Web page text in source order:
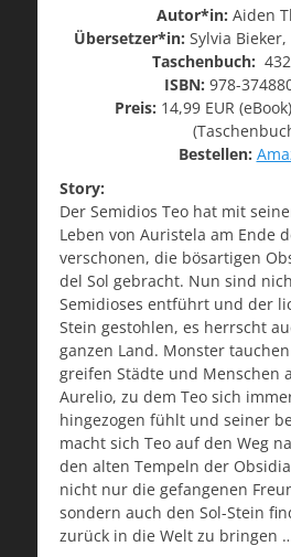
Autor*in: Aiden
Übersetzer*in: Sylvia
Taschenbuch:
ISBN: 978-
Preis: 14,99 EUR
Bestellen:
Story:
Der Semidios Teo hat mit
Leben von Auristela am Ende
verschonen, die bösartigen
del Sol gebracht. Nun sind
Semidioses entführt und der
Stein gestohlen, es herrscht
ganzen Land. Monster
greifen Städte und Menschen
Aurelio, zu dem Teo sich
hingezogen fühlt und seiner
macht sich Teo auf den Weg
den alten Tempeln der
nicht nur die gefangenen
sondern auch den Sol-Stein
zurück in die Welt zu bringen